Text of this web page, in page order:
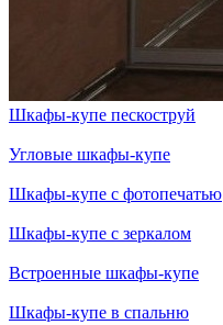
Шкафы-купе пескоструй
Угловые шкафы-купе
Шкафы-купе с фотопечатью
Шкафы-купе с зеркалом
Встроенные шкафы-купе
Шкафы-купе в спальню